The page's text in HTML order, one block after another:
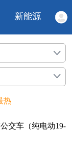
新能源
热
交车（纯电动19-